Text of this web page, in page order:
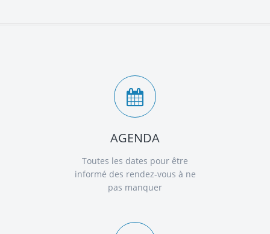
AGENDA
Toutes les dates pour être
informé des rendez-vous à ne
pas manquer